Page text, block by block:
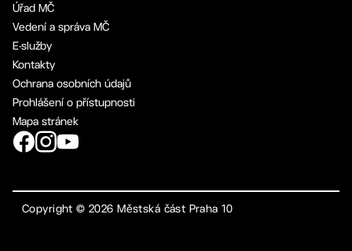
Úřad MČ
Vedení a správa MČ
E-služby
Kontakty
Ochrana osobních údajů
Prohlášení o přístupnosti
Mapa stránek
Copyright ©2026 Městská část Praha 10